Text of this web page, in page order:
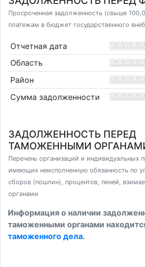
Просроченная задолженность (свыше
платежам в бюджет государственного
Отчетная дата
Область
Район
Сумма задолженности
ЗАДОЛЖЕННОСТЬ ПЕРЕД
ТАМОЖЕННЫМИ
Перечень организаций и индивидуальных
имеющих неисполненную обязанность по
сборов (пошлин), процентов, пеней,
органами
Информация о наличии
таможенными органами
таможенного дела.